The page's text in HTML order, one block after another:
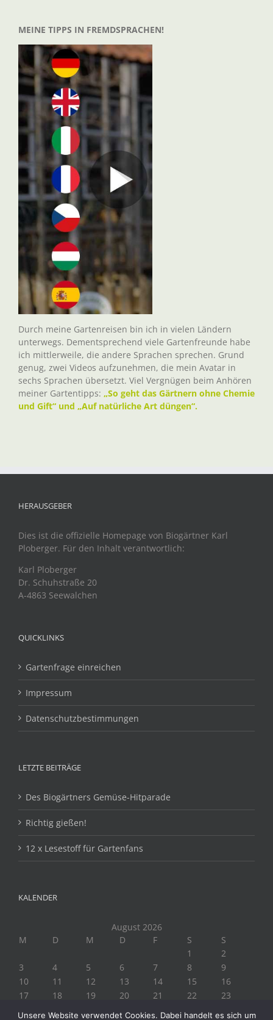
MEINE TIPPS IN FREMDSPRACHEN!
Durch meine Gartenreisen bin ich in vielen Ländern
unterwegs. Dementsprechend viele Gartenfreunde habe
ich mittlerweile, die andere Sprachen sprechen. Grund
genug, zwei Videos aufzunehmen, die mein Avatar in
sechs Sprachen übersetzt. Viel Vergnügen beim Anhören
meiner Gartentipps: „So geht das Gärtnern ohne Chemie
und Gift“ und „Auf natürliche Art düngen“.
HERAUSGEBER
Dies ist die offizielle Homepage von Biogärtner Karl
Ploberger. Für den Inhalt verantwortlich:
Karl Ploberger
Dr. Schuhstraße 20
A-4863 Seewalchen
QUICKLINKS
Gartenfrage einreichen
Impressum
Datenschutzbestimmungen
LETZTE BEITRÄGE
Des Biogärtners Gemüse-Hitparade
Richtig gießen!
12 x Lesestoff für Gartenfans
KALENDER
August 2026
M
D M D F S
S
1
2
3
4 5 6 7 8
9
10
11 12 13 14 15
16
17
18 19 20 21 22
23
Unsere Website verwendet Cookies. Dabei handelt es sich um